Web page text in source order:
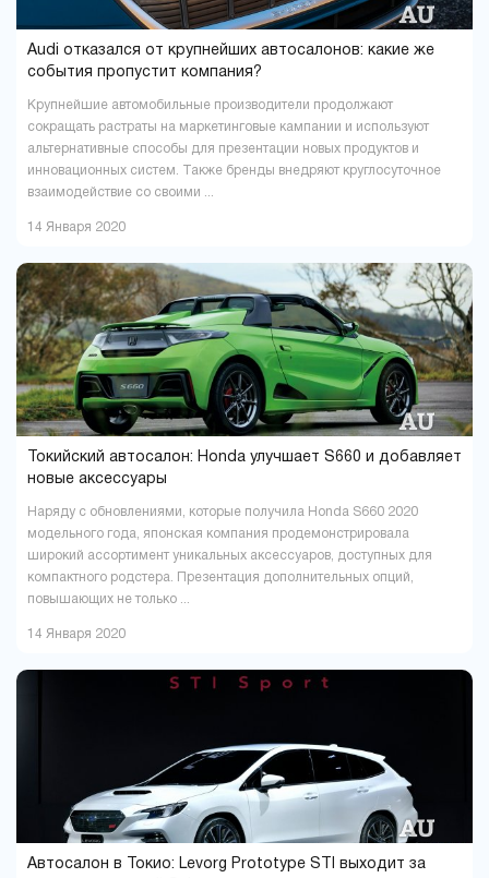
Audi отказался от крупнейших автосалонов: какие же
события пропустит компания?
Крупнейшие автомобильные производители продолжают
сокращать растраты на маркетинговые кампании и используют
альтернативные способы для презентации новых продуктов и
инновационных систем. Также бренды внедряют круглосуточное
взаимодействие со своими ...
14 Января 2020
Токийский автосалон: Honda улучшает S660 и добавляет
новые аксессуары
Наряду с обновлениями, которые получила Honda S660 2020
модельного года, японская компания продемонстрировала
широкий ассортимент уникальных аксессуаров, доступных для
компактного родстера. Презентация дополнительных опций,
повышающих не только ...
14 Января 2020
Автосалон в Токио: Levorg Prototype STI выходит за